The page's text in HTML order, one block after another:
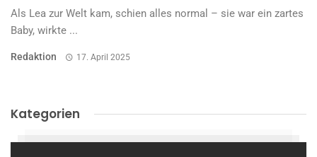
Als Lea zur Welt kam, schien alles normal – sie war ein zartes
Baby, wirkte ...
Redaktion 17. April 2025
Kategorien